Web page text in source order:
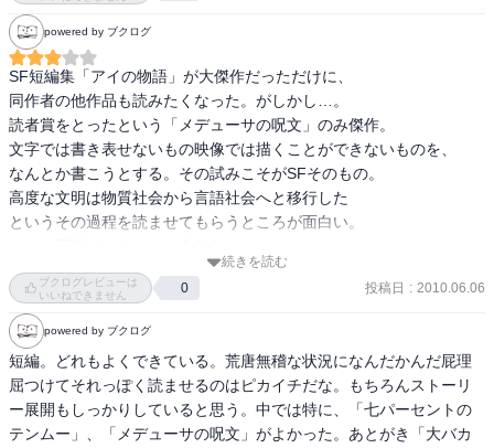
ウォーズなイメージ。哲学。
4作目は自分以外の486人の乗組員の死亡事故についての男の衝撃の
独白。ただし嘘が一つ独白中に含まれる。これがこの本の中で一番
好きな仕掛けがしてあった。
5作目はタイムトラベル？の話。衝撃の冒頭から始まり、主人公の記
憶を追って行き、意外な真相に辿り着かせられた。こういう考え方
もあるなぁ。あとがきにあるように感情移入しにくいキャラばかり
登場。
6作目は脳科学の発達により見つかった新たな因子についてのお話。
ネタが分からないと楽しめない部分もたまーにあった。（１、７作
目）
作品のテーマはそれぞれだろうけれど色んな意味での「愛」とやら
が共通するテーマに思えた。
トンデモをリアルに描き切ったSF本です。
powered by ブクログ
SF短編集「アイの物語」が大傑作だっただけに、
同作者の他作品も読みたくなった。がしかし…。
読者賞をとったという「メデューサの呪文」のみ傑作。
文字では書き表せないもの映像では描くことができないものを、
なんとか書こうとする。その試みこそがSFそのもの。
高度な文明は物質社会から言語社会へと移行した
というその過程を読ませてもらうところが面白い。
続きを読む
ブクログレビューは
いいねできません
0 投稿日 : 2010.06.06
powered by ブクログ
短編。どれもよくできている。荒唐無稽な状況になんだかんだ屁理
屈つけてそれっぽく読ませるのはピカイチだな。もちろんストーリ
ー展開もしっかりしていると思う。中では特に、「七パーセントの
テンムー」、「メデューサの呪文」がよかった。あとがき「大バカ